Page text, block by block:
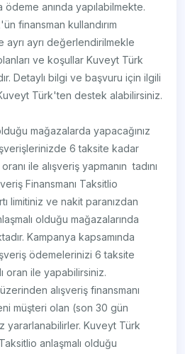
ödeme anında yapılabilmekte.
finansman kullandırım
ayrı ayrı değerlendirilmekle
ve koşullar Kuveyt Türk
Detaylı bilgi ve başvuru için ilgili
Türk'ten destek alabilirsiniz.
mağazalarda yapacağınız
6 taksite kadar
ile alışveriş yapmanın tadını
Finansmanı Taksitlio
limitiniz ve nakit paranızdan
olduğu mağazalarında
Kampanya kapsamında
ödemelerinizi 6 taksite
oran ile yapabilirsiniz.
alışveriş finansmanı
müşteri olan (son 30 gün
yararlanabilirler. Kuveyt Türk
anlaşmalı olduğu